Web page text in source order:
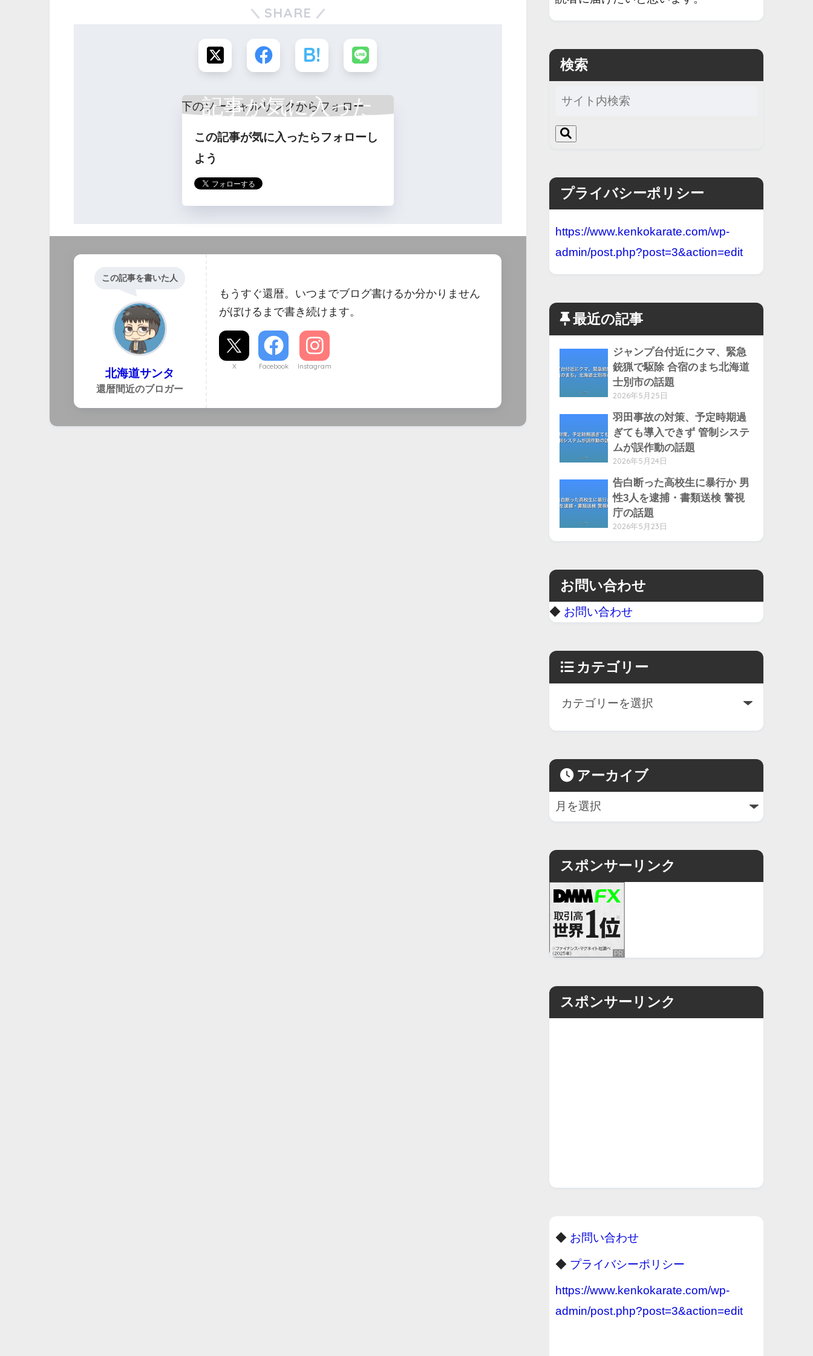
SHARE
記事が気に入った
らフォロー
この記事が気に入ったらフォローし
よう
この記事を書いた人
北海道サンタ
還暦間近のブロガー
もうすぐ還暦。いつまでブログ書けるか分かりません
がぼけるまで書き続けます。
X Facebook Instagram
検索
プライバシーポリシー
https://www.kenkokarate.com/wp-
admin/post.php?post=3&action=edit
最近の記事
ジャンプ台付近にクマ、緊急
銃猟で駆除 合宿のまち北海道
士別市の話題
2026年5月25日
羽田事故の対策、予定時期過
ぎても導入できず 管制システ
ムが誤作動の話題
2026年5月24日
告白断った高校生に暴行か 男
性3人を逮捕・書類送検 警視
庁の話題
2026年5月23日
お問い合わせ
◆ お問い合わせ
カテゴリー
アーカイブ
スポンサーリンク
スポンサーリンク
◆ お問い合わせ
◆ プライバシーポリシー
https://www.kenkokarate.com/wp-
admin/post.php?post=3&action=edit